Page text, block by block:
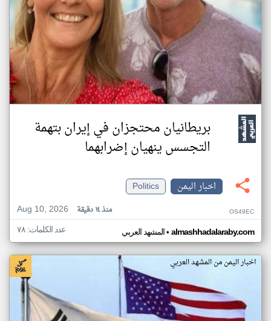
بريطانيان محتجزان في إيران بتهمة
التجسس ينهيان إضرابهما
اخبار اليمن
Politics
Aug 10, 2026
منذ ١٤ دقيقة OS49EC
المشهد العربي• almashhadalaraby.com عدد الكلمات: ٧٨
اخبار اليمن من المشهد العربي